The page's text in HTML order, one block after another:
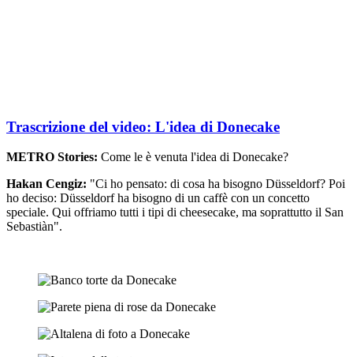
Trascrizione del video: L'idea di Donecake
METRO Stories: Come le è venuta l'idea di Donecake?
Hakan Cengiz: "Ci ho pensato: di cosa ha bisogno Düsseldorf? Poi
ho deciso: Düsseldorf ha bisogno di un caffè con un concetto
speciale. Qui offriamo tutti i tipi di cheesecake, ma soprattutto il San
Sebastiàn".